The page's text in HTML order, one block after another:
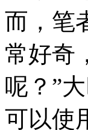
而，笔
常好奇
呢？”
可以使